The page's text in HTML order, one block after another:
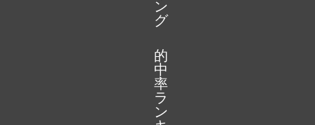
ン
グ
的
中
率
ラ
ン